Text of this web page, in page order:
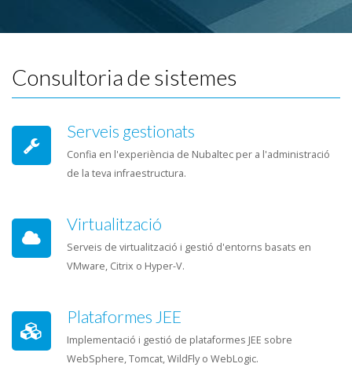
Consultoria de sistemes
Serveis gestionats
Confia en l'experiència de Nubaltec per a l'administració
de la teva infraestructura.
Virtualització
Serveis de virtualització i gestió d'entorns basats en
VMware, Citrix o Hyper-V.
Plataformes JEE
Implementació i gestió de plataformes JEE sobre
WebSphere, Tomcat, WildFly o WebLogic.